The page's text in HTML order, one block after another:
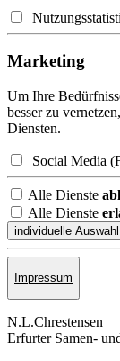
Marketing
Um Ihre
besser zu
Diensten.
Social Media
Alle Dienste
Alle Dienste
Impressum
N.L.Chrestensen
Erfurter Samen-